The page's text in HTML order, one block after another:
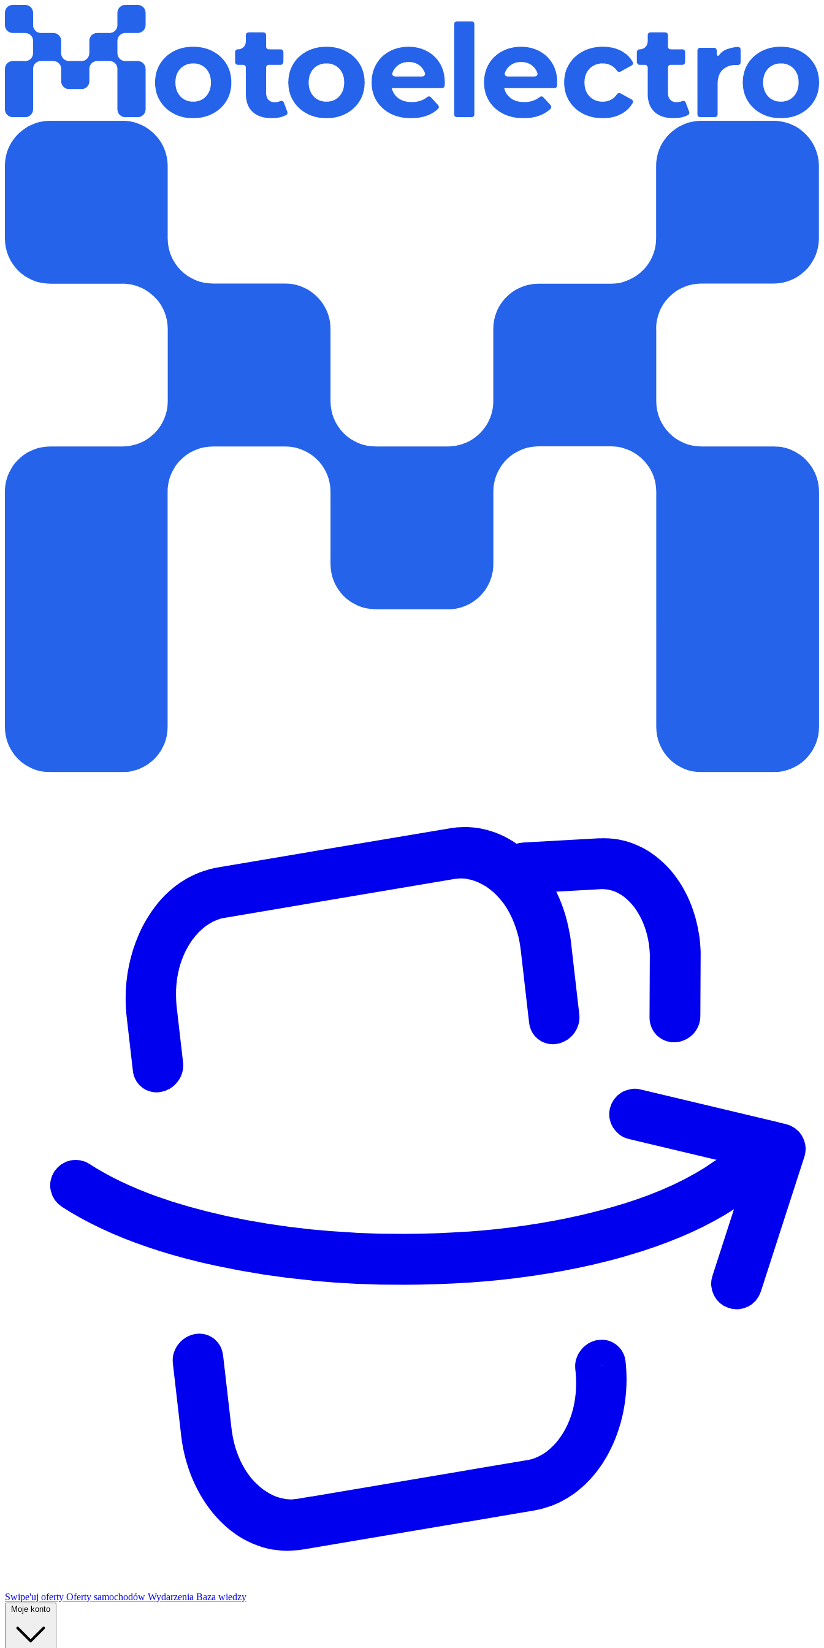
Swipe'uj oferty Oferty samochodów Wydarzenia Baza wiedzy
Moje konto